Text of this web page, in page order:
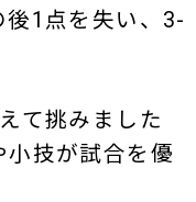
1点を失い、3-
て挑みました
技が試合を優